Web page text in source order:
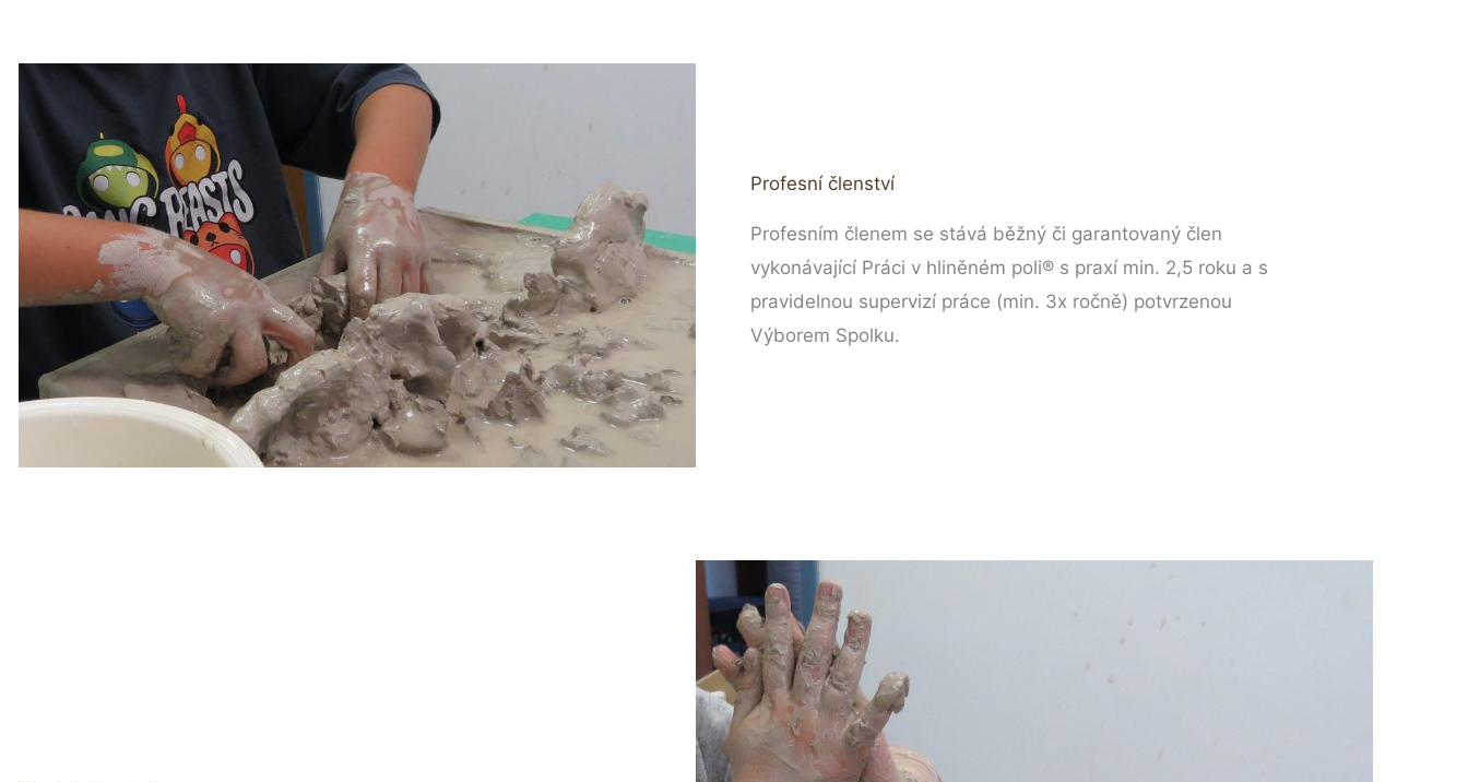
Profesní členství
Profesním členem se stává běžný či garantovaný člen
vykonávající Práci v hliněném poli® s praxí min. 2,5 roku a s
pravidelnou supervizí práce (min. 3x ročně) potvrzenou
Výborem Spolku.